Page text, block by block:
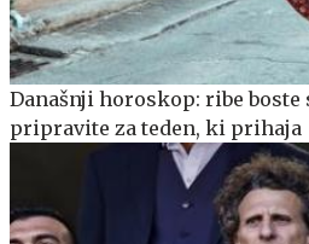
Današnji horoskop: ribe boste
pripravite za teden, ki prihaja